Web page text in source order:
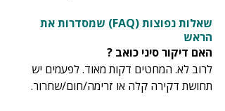
שאלות נפוצות (FAQ) שמסדרות את
הראש
האם דיקור סיני כואב ?
לרוב לא. המחטים דקות מאוד. לפעמים יש
תחושת דקירה קלה או זרימה/חום/שחרור.